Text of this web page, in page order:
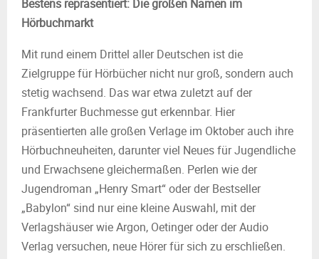
Bestens repräsentiert: Die großen Namen im
Hörbuchmarkt
Mit rund einem Drittel aller Deutschen ist die
Zielgruppe für Hörbücher nicht nur groß, sondern auch
stetig wachsend. Das war etwa zuletzt auf der
Frankfurter Buchmesse gut erkennbar. Hier
präsentierten alle großen Verlage im Oktober auch ihre
Hörbuchneuheiten, darunter viel Neues für Jugendliche
und Erwachsene gleichermaßen. Perlen wie der
Jugendroman „Henry Smart“ oder der Bestseller
„Babylon“ sind nur eine kleine Auswahl, mit der
Verlagshäuser wie Argon, Oetinger oder der Audio
Verlag versuchen, neue Hörer für sich zu erschließen.